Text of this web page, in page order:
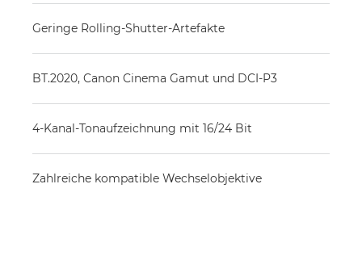
Geringe Rolling-Shutter-Artefakte
BT.2020, Canon Cinema Gamut und DCI-P3
4-Kanal-Tonaufzeichnung mit 16/24 Bit
Zahlreiche kompatible Wechselobjektive